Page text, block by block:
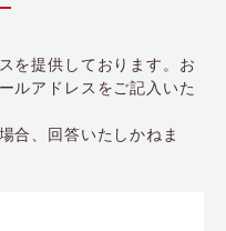
を提供しております。お
ルアドレスをご記入いた
合、回答いたしかねま